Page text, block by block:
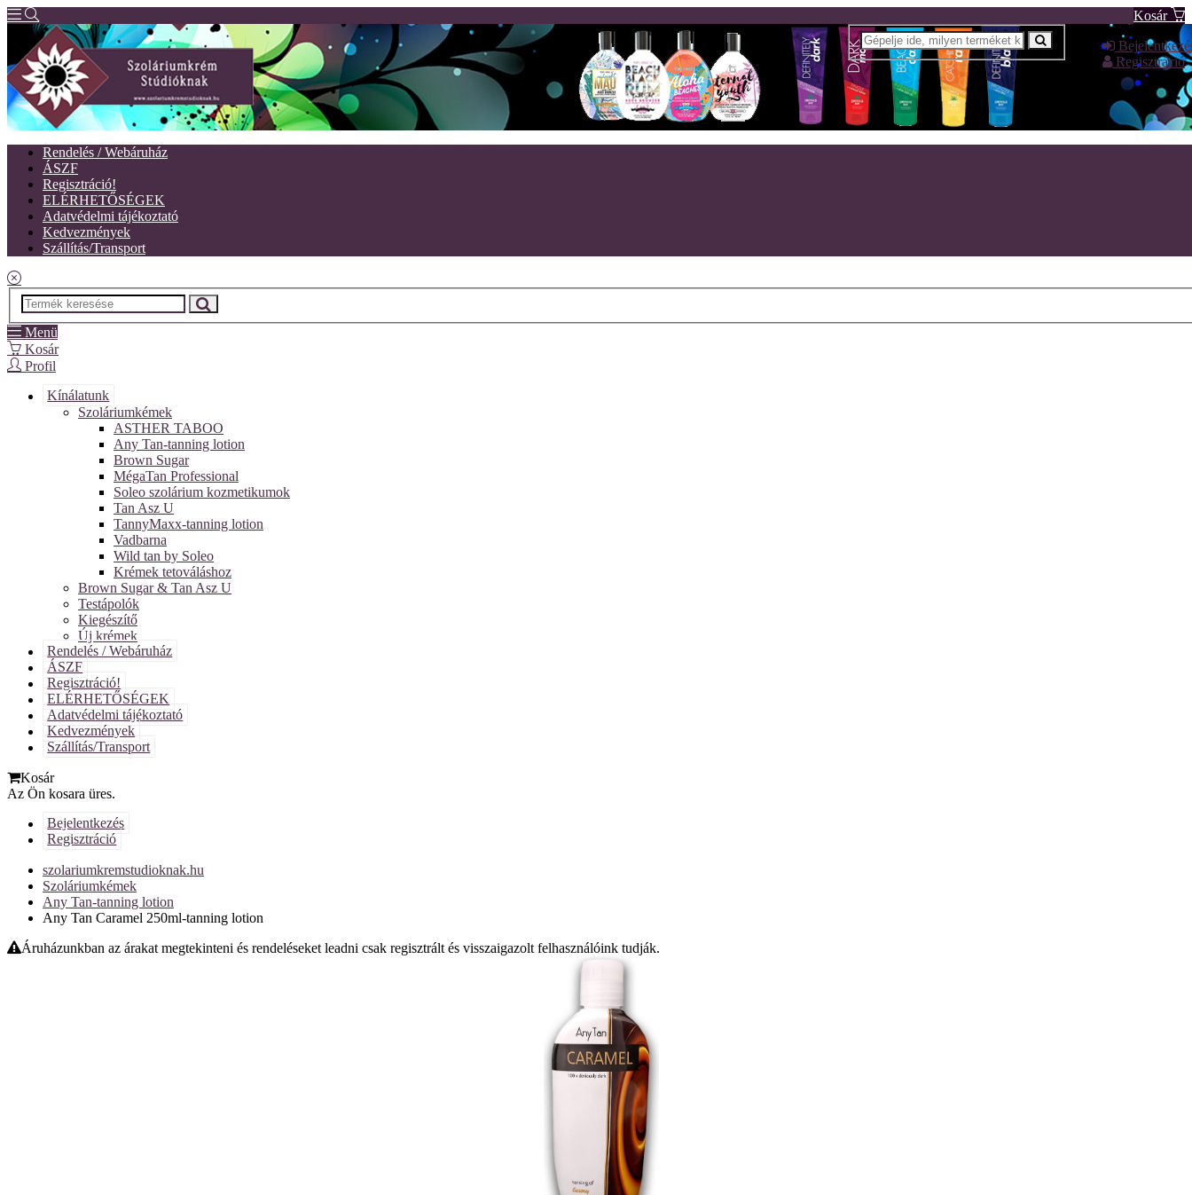
Kosár
Regisztráció
Rendelés / Webáruház
ÁSZF
Regisztráció!
ELÉRHETŐSÉGEK
Adatvédelmi tájékoztató
Kedvezmények
Szállítás/Transport
Menü
Kosár
Profil
Kínálatunk
Szoláriumkémek
ASTHER TABOO
Any Tan-tanning lotion
Brown Sugar
MégaTan Professional
Soleo szolárium kozmetikumok
Tan Asz U
TannyMaxx-tanning lotion
Vadbarna
Wild tan by Soleo
Krémek tetováláshoz
Brown Sugar & Tan Asz U
Testápolók
Kiegészítő
Új krémek
Rendelés / Webáruház
ÁSZF
Regisztráció!
ELÉRHETŐSÉGEK
Adatvédelmi tájékoztató
Kedvezmények
Szállítás/Transport
Kosár
Az Ön kosara üres.
Bejelentkezés
Regisztráció
szolariumkremstudioknak.hu
Szoláriumkémek
Any Tan-tanning lotion
Any Tan Caramel 250ml-tanning lotion
Áruházunkban az árakat megtekinteni és rendeléseket leadni csak regisztrált és visszaigazolt felhasználóink tudják.